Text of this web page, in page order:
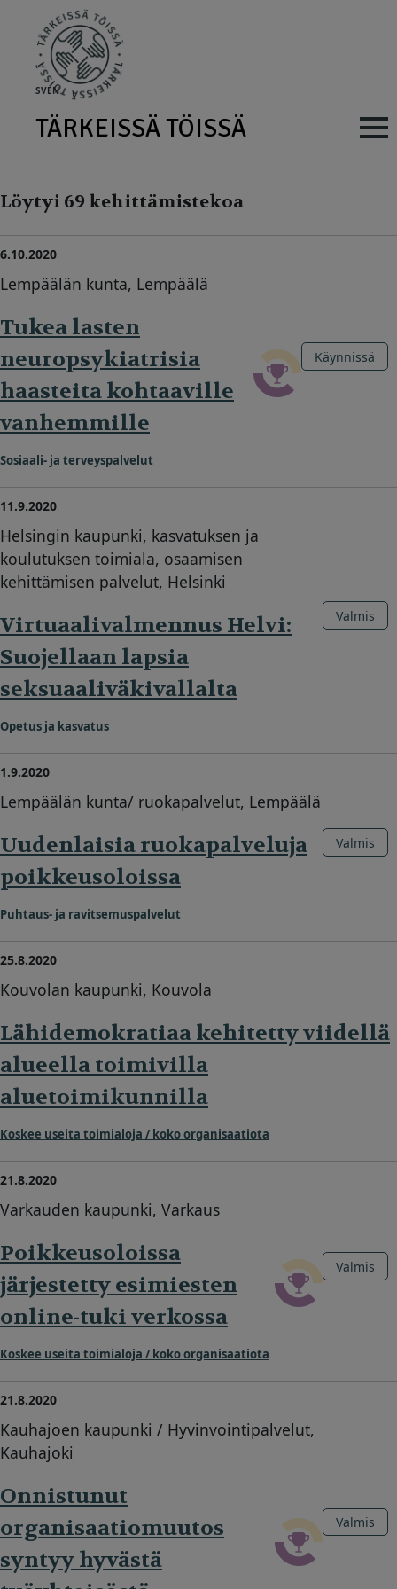
SVEN
TÄRKEISSÄ TÖISSÄ Main
Löytyi 69 kehittämistekoa
6.10.2020
Lempäälän kunta, Lempäälä
Tukea lasten
neuropsykiatrisia
haasteita kohtaaville
vanhemmille
Sosiaali- ja terveyspalvelut
Käynnissä
11.9.2020
Helsingin kaupunki, kasvatuksen ja
koulutuksen toimiala, osaamisen
kehittämisen palvelut, Helsinki
Virtuaalivalmennus Helvi:
Suojellaan lapsia
seksuaaliväkivallalta
Opetus ja kasvatus
Valmis
1.9.2020
Lempäälän kunta/ ruokapalvelut, Lempäälä
Uudenlaisia ruokapalveluja
poikkeusoloissa
Puhtaus- ja ravitsemuspalvelut
Valmis
25.8.2020
Kouvolan kaupunki, Kouvola
Lähidemokratiaa kehitetty viidellä
alueella toimivilla
aluetoimikunnilla
Koskee useita toimialoja / koko organisaatiota
21.8.2020
Varkauden kaupunki, Varkaus
Poikkeusoloissa
järjestetty esimiesten
online-tuki verkossa
Koskee useita toimialoja / koko organisaatiota
Valmis
21.8.2020
Kauhajoen kaupunki / Hyvinvointipalvelut,
Kauhajoki
Onnistunut
organisaatiomuutos
syntyy hyvästä
Valmis